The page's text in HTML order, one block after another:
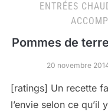
ENTRÉES
Pommes de
20 novembre
[ratings] Un recette
l’envie selon ce